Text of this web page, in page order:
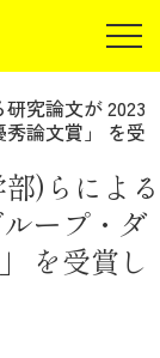
JP EN
究論文が 2023
論文賞」 を受
)らによる
ープ・ダ
を受賞し